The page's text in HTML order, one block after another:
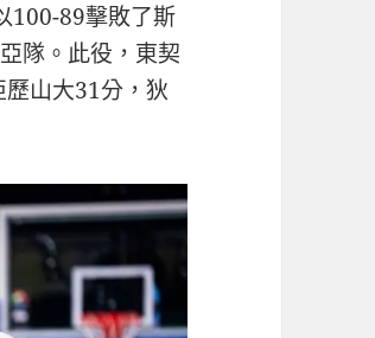
100-89擊敗了斯
隊。此役，東契
山大31分，狄